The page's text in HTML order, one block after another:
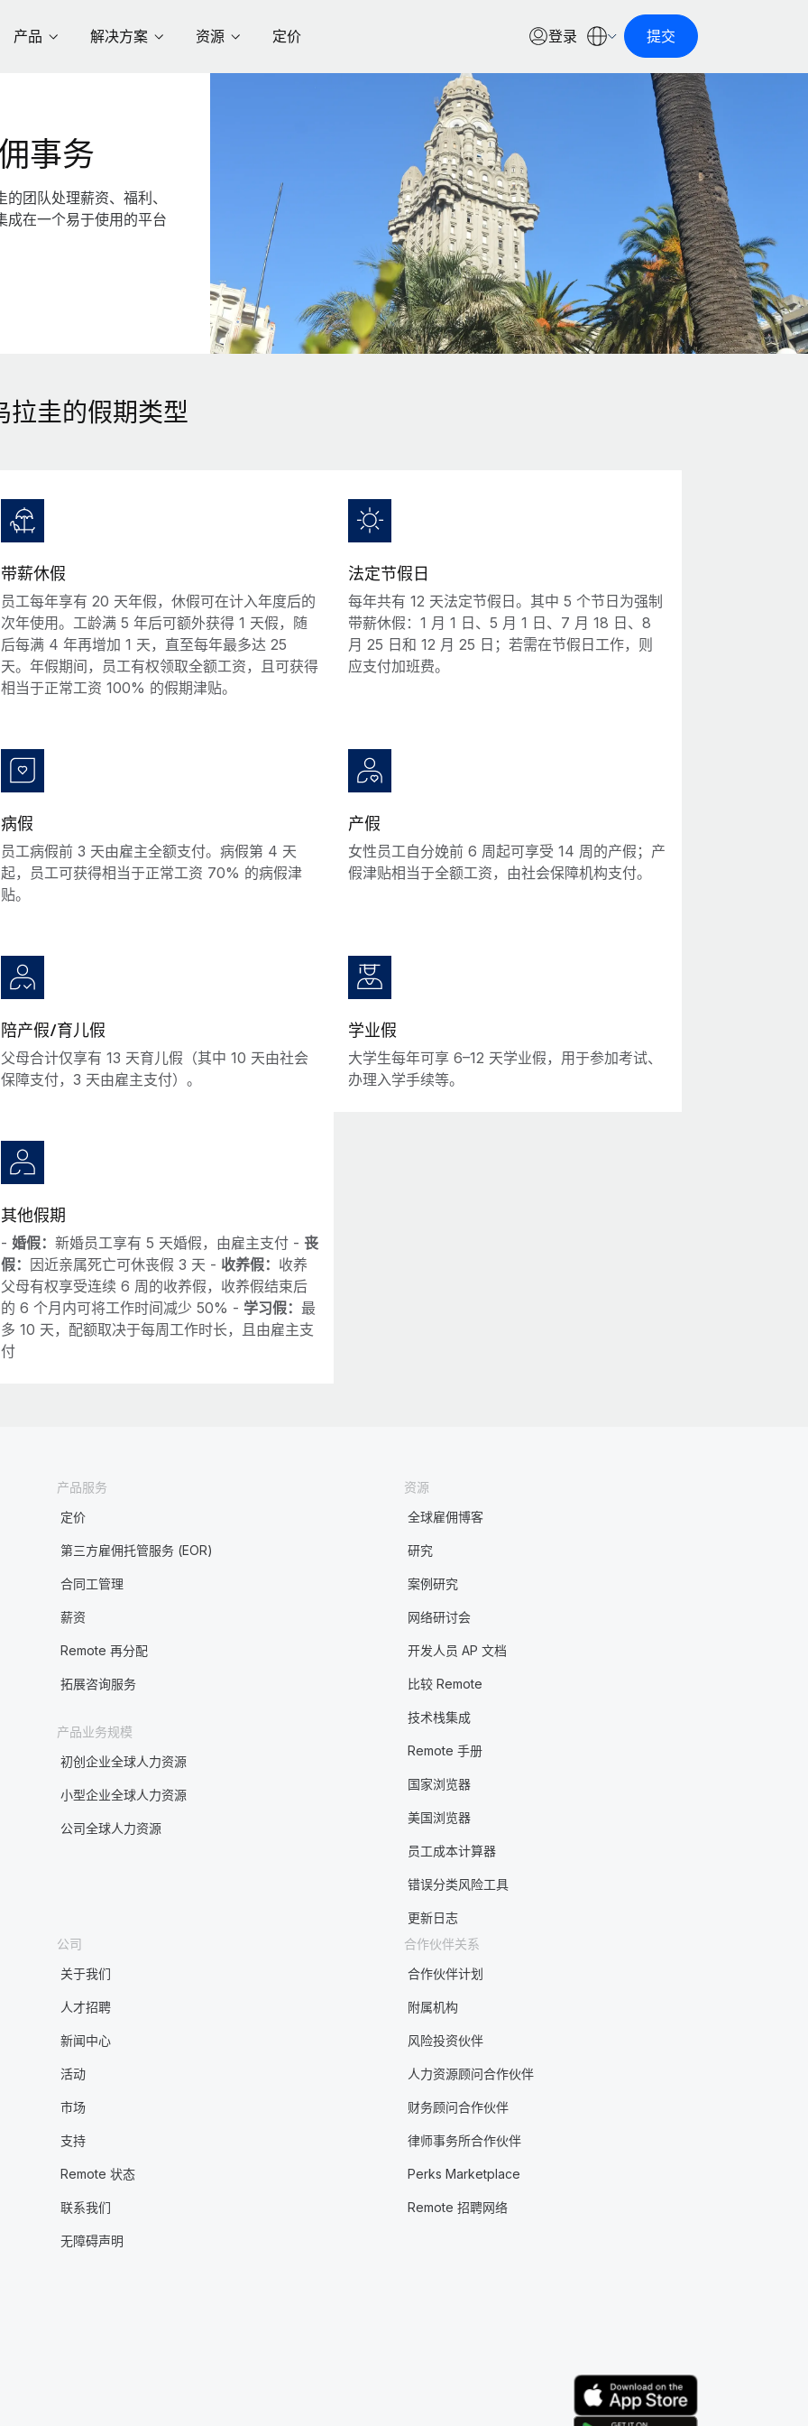
产品 解决方案 资源 定价 登录 提交
事务
团队处理薪资、福利、
成在一个易于使用的平台
拉圭的假期类型
带薪休假
员工每年享有 20 天年假，休假可在计入年度后的
次年使用。工龄满 5 年后可额外获得 1 天假，随
后每满 4 年再增加 1 天，直至每年最多达 25
天。年假期间，员工有权领取全额工资，且可获得
相当于正常工资 100% 的假期津贴。
法定节假日
每年共有 12 天法定节假日。其中 5 个节日为强制
带薪休假：1 月 1 日、5 月 1 日、7 月 18 日、8
月 25 日和 12 月 25 日；若需在节假日工作，则
应支付加班费。
病假
员工病假前 3 天由雇主全额支付。病假第 4 天
起，员工可获得相当于正常工资 70% 的病假津
贴。
产假
女性员工自分娩前 6 周起可享受 14 周的产假；产
假津贴相当于全额工资，由社会保障机构支付。
陪产假/育儿假
父母合计仅享有 13 天育儿假（其中 10 天由社会
保障支付，3 天由雇主支付）。
学业假
大学生每年可享 6–12 天学业假，用于参加考试、
办理入学手续等。
其他假期
- 婚假： 新婚员工享有 5 天婚假，由雇主支付 - 丧
假： 因近亲属死亡可休丧假 3 天 - 收养假： 收养
父母有权享受连续 6 周的收养假，收养假结束后
的 6 个月内可将工作时间减少 50% - 学习假： 最
多 10 天，配额取决于每周工作时长，且由雇主支
付
产品服务
定价
第三方雇佣托管服务 (EOR)
合同工管理
薪资
Remote 再分配
拓展咨询服务
产品业务规模
初创企业全球人力资源
小型企业全球人力资源
公司全球人力资源
资源
全球雇佣博客
研究
案例研究
网络研讨会
开发人员 AP 文档
比较 Remote
技术栈集成
Remote 手册
国家浏览器
美国浏览器
员工成本计算器
错误分类风险工具
更新日志
公司
关于我们
人才招聘
新闻中心
活动
市场
支持
Remote 状态
联系我们
无障碍声明
合作伙伴关系
合作伙伴计划
附属机构
风险投资伙伴
人力资源顾问合作伙伴
财务顾问合作伙伴
律师事务所合作伙伴
Perks Marketplace
Remote 招聘网络